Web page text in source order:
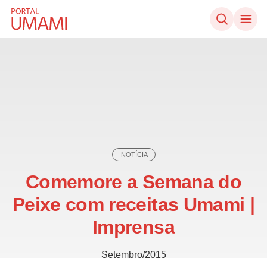
Ir direto ao conteúdo
NOTÍCIA
Comemore a Semana do
Peixe com receitas Umami |
Imprensa
Setembro/2015